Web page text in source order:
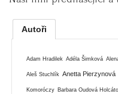
Autoři
Adam Hradilek Adéla Šimková
Aleš Stuchlík Anetta Pierzynová
Komoróczy Barbara Oudová